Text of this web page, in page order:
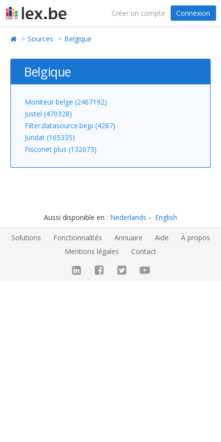
Créer un compte Connexion
Sources Belgique
Belgique
Moniteur belge (2467192)
Justel (470328)
Filter.datasource.bejp (4287)
Juridat (165335)
Fisconet plus (132073)
Aussi disponible en : Nederlands English
Solutions Fonctionnalités Annuaire Aide
À propos
Mentions légales
Contact